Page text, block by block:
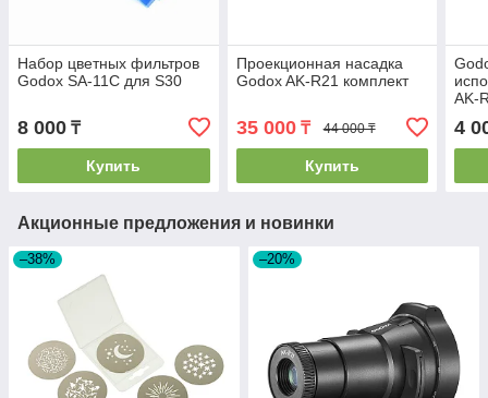
Набор цветных фильтров
Godox SA-11C для S30
8 000 ₸
Купить
Проекционная насадка
Godox AK-R21 комплект
35 000₸ 44 000 ₸
Купить
AK-
4
Акционные предложения и новинки
–38% –20%